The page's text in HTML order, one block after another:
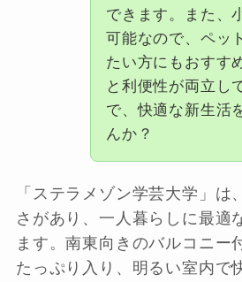
できます。また、
可能なので、ペッ
たい方にもおすす
と利便性が両立し
で、快適な新生活
んか？
「ステラメゾン学芸大学」
さがあり、一人暮らしに最適
ます。南東向きのバルコニー
たっぷり入り、明るい室内で